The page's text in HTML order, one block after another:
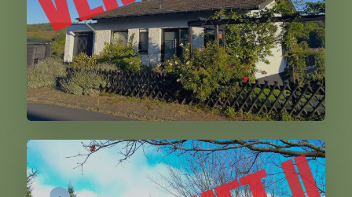
Niederehe